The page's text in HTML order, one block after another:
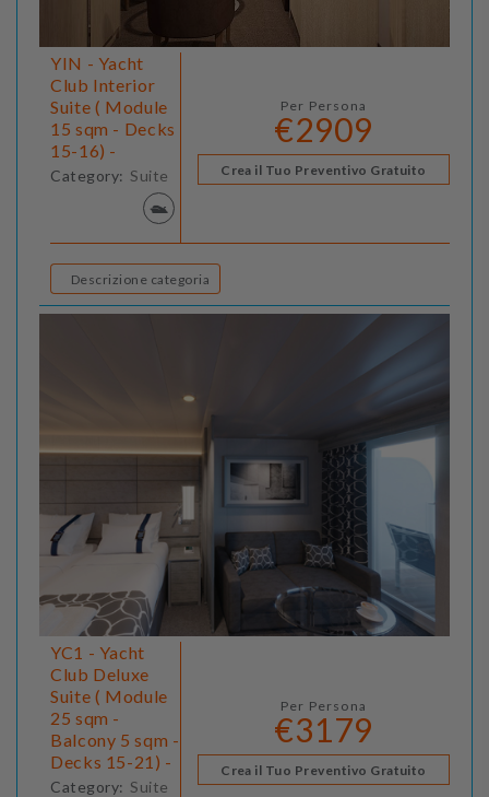
YIN - Yacht
Club Interior
Suite ( Module
15 sqm - Decks
15-16) -
Category: Suite
Per Persona
€2909
Crea il Tuo Preventivo Gratuito
Descrizione categoria
YC1 - Yacht
Club Deluxe
Suite ( Module
25 sqm -
Balcony 5 sqm -
Decks 15-21) -
Category: Suite
Per Persona
€3179
Crea il Tuo Preventivo Gratuito